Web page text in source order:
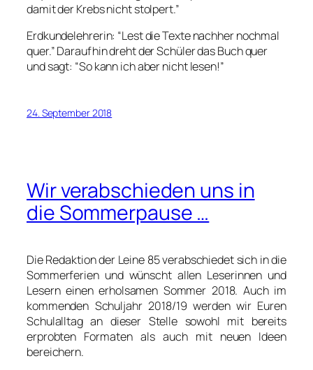
damit der Krebs nicht stolpert.”
Erdkundelehrerin: “Lest die Texte nachher nochmal
quer.” Daraufhin dreht der Schüler das Buch quer
und sagt: “So kann ich aber nicht lesen!”
24. September 2018
Wir verabschieden uns in
die Sommerpause …
Die Redaktion der Leine 85 verabschiedet sich in die
Sommerferien und wünscht allen Leserinnen und
Lesern einen erholsamen Sommer 2018. Auch im
kommenden Schuljahr 2018/19 werden wir Euren
Schulalltag an dieser Stelle sowohl mit bereits
erprobten Formaten als auch mit neuen Ideen
bereichern.